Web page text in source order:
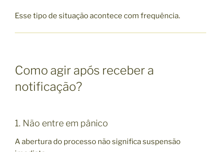
Esse tipo de situação acontece com frequência.
Como agir após receber a
notificação?
1. Não entre em pânico
A abertura do processo não significa suspensão